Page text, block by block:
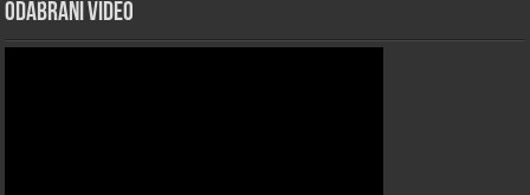
Odabrani Video